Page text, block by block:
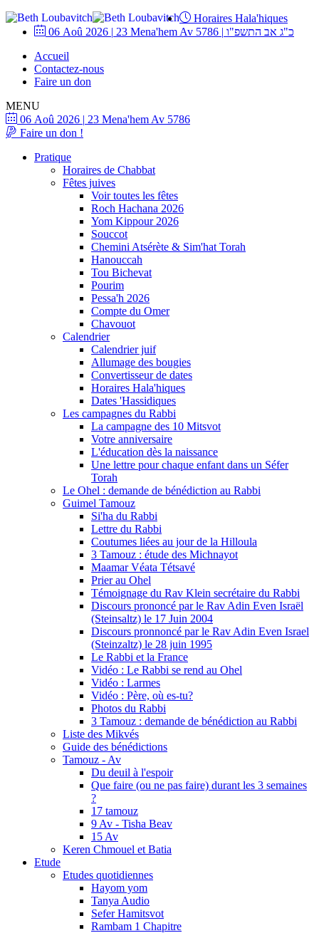
Horaires Hala'hiques
06 Aoû 2026 | 23 Mena'hem Av 5786 | כ"ג אב התשפ"ו
Accueil
Contactez-nous
Faire un don
MENU
06 Aoû 2026 | 23 Mena'hem Av 5786
Faire un don !
Pratique
Horaires de Chabbat
Fêtes juives
Voir toutes les fêtes
Roch Hachana 2026
Yom Kippour 2026
Souccot
Chemini Atsérète & Sim'hat Torah
Hanouccah
Tou Bichevat
Pourim
Pessa'h 2026
Compte du Omer
Chavouot
Calendrier
Calendrier juif
Allumage des bougies
Convertisseur de dates
Horaires Hala'hiques
Dates 'Hassidiques
Les campagnes du Rabbi
La campagne des 10 Mitsvot
Votre anniversaire
L'éducation dès la naissance
Une lettre pour chaque enfant dans un Séfer
Torah
Le Ohel : demande de bénédiction au Rabbi
Guimel Tamouz
Si'ha du Rabbi
Lettre du Rabbi
Coutumes liées au jour de la Hilloula
3 Tamouz : étude des Michnayot
Maamar Véata Tétsavé
Prier au Ohel
Témoignage du Rav Klein secrétaire du Rabbi
Discours prononcé par le Rav Adin Even Israël
(Steinsaltz) le 17 Juin 2004
Discours pronnoncé par le Rav Adin Even Israel
(Steinzaltz) le 28 juin 1995
Le Rabbi et la France
Vidéo : Le Rabbi se rend au Ohel
Vidéo : Larmes
Vidéo : Père, où es-tu?
Photos du Rabbi
3 Tamouz : demande de bénédiction au Rabbi
Liste des Mikvés
Guide des bénédictions
Tamouz - Av
Du deuil à l'espoir
Que faire (ou ne pas faire) durant les 3 semaines
?
17 tamouz
9 Av - Tisha Beav
15 Av
Keren Chmouel et Batia
Etude
Etudes quotidiennes
Hayom yom
Tanya Audio
Sefer Hamitsvot
Rambam 1 Chapitre